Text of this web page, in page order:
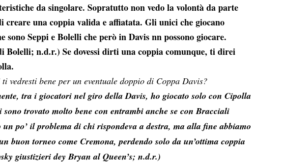
da singolare. Sopratutto non vedo la volontà da parte
creare una coppia valida e affiatata. Gli unici che giocano
sono Seppi e Bolelli che però in Davis nn possono giocare.
Bolelli; n.d.r.) Se dovessi dirti una coppia comunque, ti direi
ti vedresti bene per un eventuale doppio di Coppa Davis?
tra i giocatori nel giro della Davis, ho giocato solo con Cipolla
trovato molto bene con entrambi anche se con Bracciali
un po’ il problema di chi rispondeva a destra, ma alla fine abbiamo
buon torneo come Cremona, perdendo solo da un’ottima coppia
giustizieri dey Bryan al Queen’s; n.d.r.)